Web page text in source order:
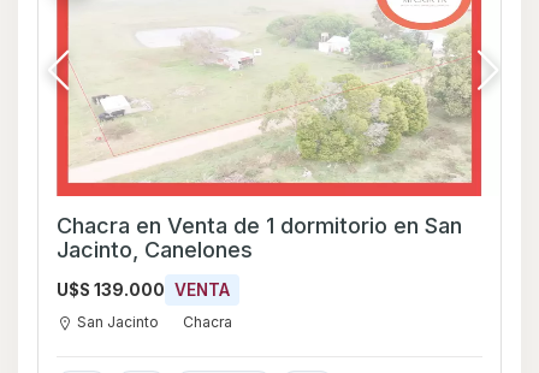
Chacra en Venta de 1 dormitorio en San
Jacinto, Canelones
U$S 139.000 VENTA
San Jacinto Chacra